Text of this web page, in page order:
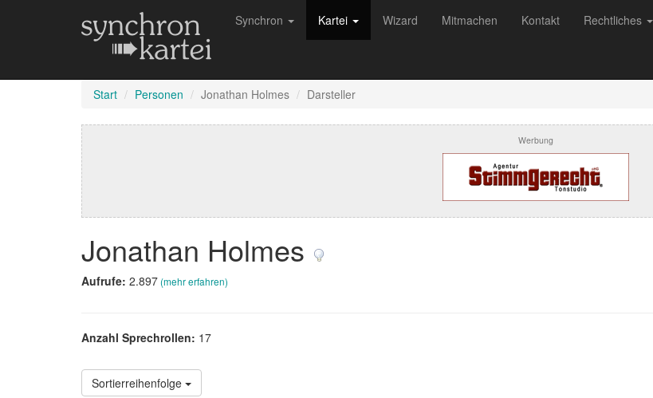
Synchron Kartei Wizard Mitmachen Kontakt Rechtliches
Start Personen Jonathan Holmes Darsteller
Werbung
Jonathan Holmes
Aufrufe: 2.897(mehr erfahren)
Anzahl Sprechrollen: 17
Sortierreihenfolge